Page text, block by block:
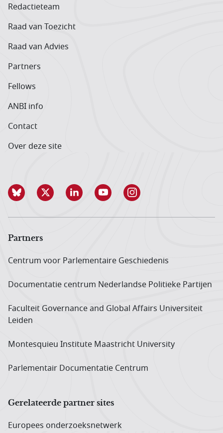
Redactieteam
Raad van Toezicht
Raad van Advies
Partners
Fellows
ANBI info
Contact
Over deze site
Partners
Centrum voor Parlementaire Geschiedenis
Documentatie centrum Neder­landse Politieke Partijen
Faculteit Governance and Global Affairs Universiteit
Leiden
Montesquieu Institute Maastricht University
Parlementair Documentatie Centrum
Gerelateerde partner sites
Europees onderzoeks­netwerk